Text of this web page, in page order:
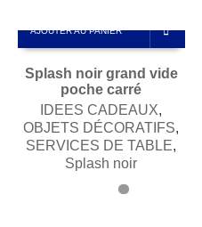
AJOUTER AU PANIER
Splash noir grand vide
poche carré
IDEES CADEAUX,
OBJETS DÉCORATIFS,
SERVICES DE TABLE,
Splash noir